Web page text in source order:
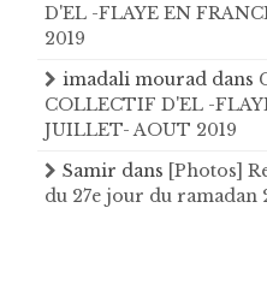
D'EL -FLAYE EN
2019
imadali mourad dans
COLLECTIF D'EL -
JUILLET- AOUT 2019
Samir dans [Photos]
du 27e jour du ramadan